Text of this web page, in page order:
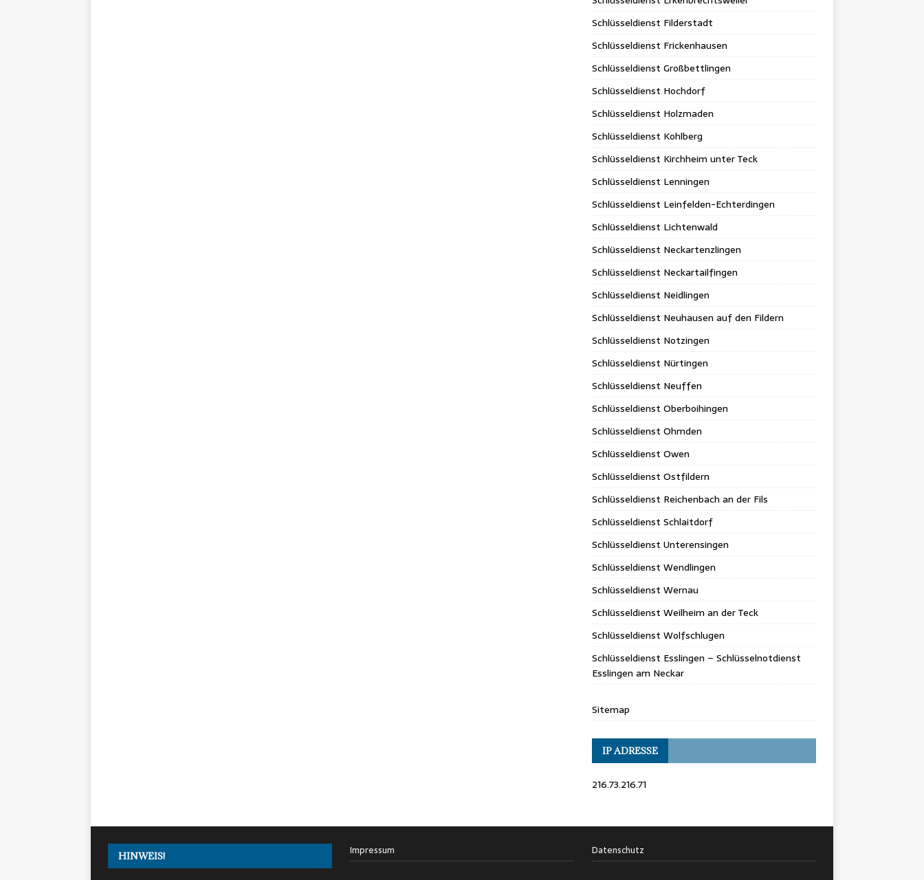
Schlüsseldienst Filderstadt
Schlüsseldienst Frickenhausen
Schlüsseldienst Großbettlingen
Schlüsseldienst Hochdorf
Schlüsseldienst Holzmaden
Schlüsseldienst Kohlberg
Schlüsseldienst Kirchheim unter Teck
Schlüsseldienst Lenningen
Schlüsseldienst Leinfelden-Echterdingen
Schlüsseldienst Lichtenwald
Schlüsseldienst Neckartenzlingen
Schlüsseldienst Neckartailfingen
Schlüsseldienst Neidlingen
Schlüsseldienst Neuhausen auf den Fildern
Schlüsseldienst Notzingen
Schlüsseldienst Nürtingen
Schlüsseldienst Neuffen
Schlüsseldienst Oberboihingen
Schlüsseldienst Ohmden
Schlüsseldienst Owen
Schlüsseldienst Ostfildern
Schlüsseldienst Reichenbach an der Fils
Schlüsseldienst Schlaitdorf
Schlüsseldienst Unterensingen
Schlüsseldienst Wendlingen
Schlüsseldienst Wernau
Schlüsseldienst Weilheim an der Teck
Schlüsseldienst Wolfschlugen
Schlüsseldienst Esslingen – Schlüsselnotdienst
Esslingen am Neckar
Sitemap
IP ADRESSE
216.73.216.71
HINWEIS! Impressum Datenschutz